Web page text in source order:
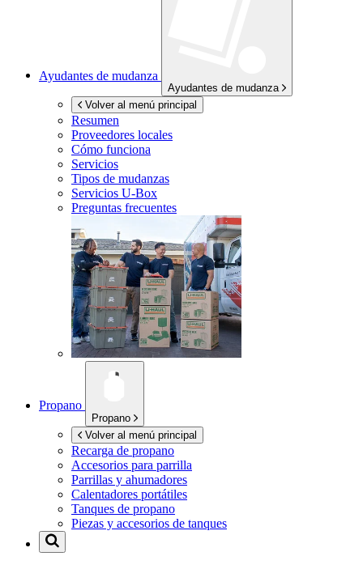
Ayudantes de mudanza
Ayudantes de mudanza
Volver al menú principal
Resumen
Proveedores locales
Cómo funciona
Servicios
Tipos de mudanzas
Servicios U-Box
Preguntas frecuentes
Propano
Propano
Volver al menú principal
Recarga de propano
Accesorios para parrilla
Parrillas y ahumadores
Calentadores portátiles
Tanques de propano
Piezas y accesorios de tanques